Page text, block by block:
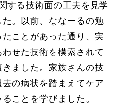
する技術面の工夫を見学
。以前、ななーるの勉
ことがあった通り、実
せた技術を模索されて
ました。家族さんの技
の病状を踏まえてケア
ことを学びました。